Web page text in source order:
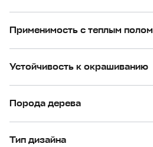
Применимость с теплым полом
Устойчивость к окрашиванию
Порода дерева
Тип дизайна